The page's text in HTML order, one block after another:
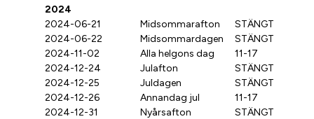
2024
2024-06-21
Midsommarafton
STÄNGT
2024-06-22
Midsommardagen
STÄNGT
2024-11-02
Alla helgons dag
11-17
2024-12-24
Julafton
STÄNGT
2024-12-25
Juldagen
STÄNGT
2024-12-26
Annandag jul
11-17
2024-12-31
Nyårsafton
STÄNGT